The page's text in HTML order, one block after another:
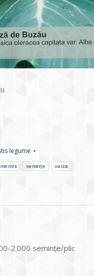
legume
semințe varza
2.000 seminţe/plic